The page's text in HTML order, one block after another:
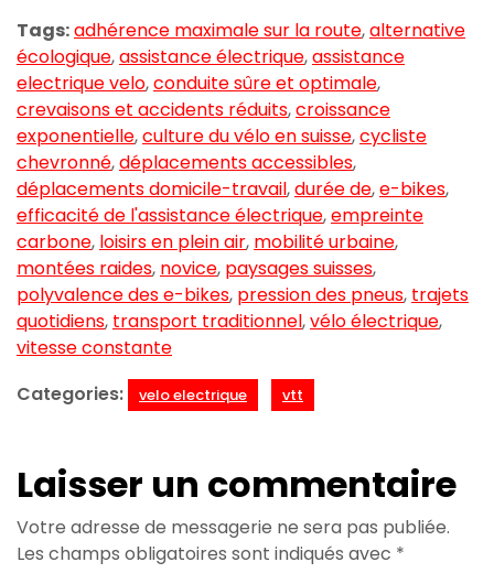
Tags:adhérence maximale sur la route,alternative
écologique,assistance électrique,assistance
electrique velo,conduite sûre et optimale,
crevaisons et accidents réduits,croissance
exponentielle,culture du vélo en suisse,cycliste
chevronné,déplacements accessibles,
déplacements domicile-travail,durée de,e-bikes,
efficacité de l'assistance électrique,empreinte
carbone, loisirs en plein air, mobilité urbaine,
montées raides, novice, paysages suisses,
polyvalence des e-bikes, pression des pneus, trajets
quotidiens, transport traditionnel,vélo électrique,
vitesse constante
Categories:
velo electrique vtt
Laisser un commentaire
Votre adresse de messagerie ne sera pas publiée.
Les champs obligatoires sont indiqués avec *